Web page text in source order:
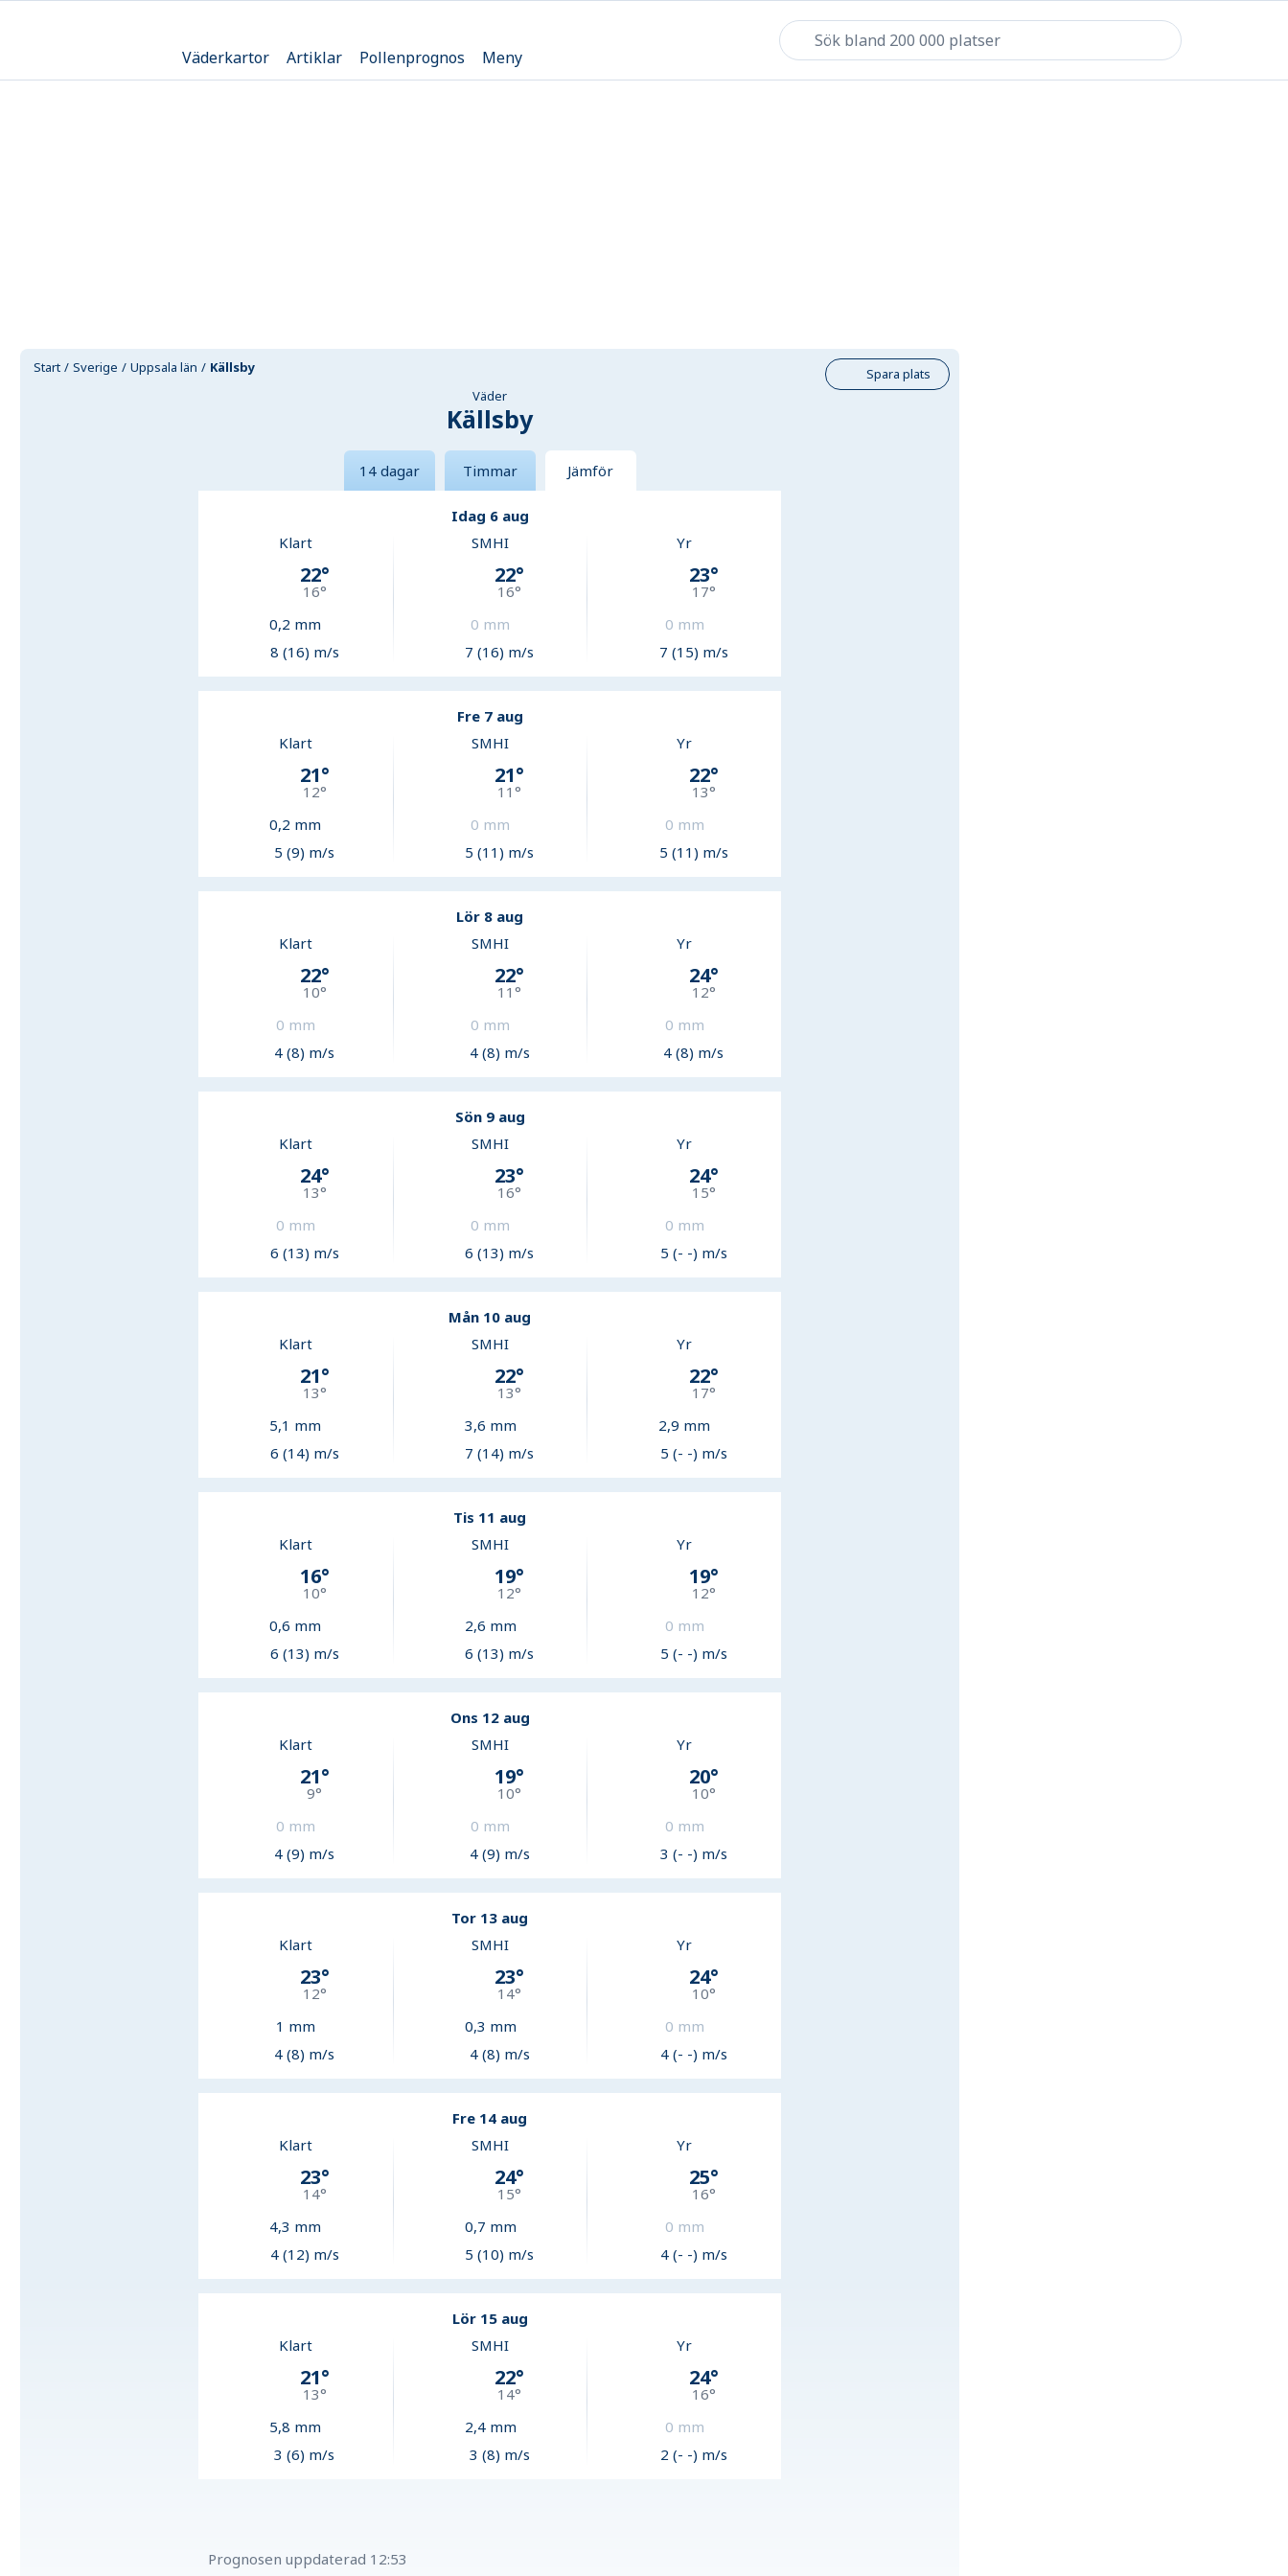
Väderkartor Artiklar Pollenprognos Meny
Start Sverige Uppsala län Källsby
Spara plats
Väder
Källsby
14 dagar Timmar Jämför
Idag 6 aug
Klart
22°
16°
0,2 mm
8 (16) m/s
SMHI
22°
16°
0 mm
7 (16) m/s
Yr
23°
17°
0 mm
7 (15) m/s
Fre 7 aug
Klart
21°
12°
0,2 mm
5 (9) m/s
SMHI
21°
11 °
0 mm
5 (11) m/s
Yr
22°
13°
0 mm
5 (11) m/s
Lör 8 aug
Klart
22°
10°
0 mm
4 (8) m/s
SMHI
22°
11 °
0 mm
4 (8) m/s
Yr
24°
12°
0 mm
4 (8) m/s
Sön 9 aug
Klart
24°
13°
0 mm
6 (13) m/s
SMHI
23°
16°
0 mm
6 (13) m/s
Yr
24°
15°
0 mm
5 (- -) m/s
Mån 10 aug
Klart
21°
13°
5,1 mm
6 (14) m/s
SMHI
22°
13°
3,6 mm
7 (14) m/s
Yr
22°
17°
2,9 mm
5 (- -) m/s
Tis 11 aug
Klart
16°
10°
0,6 mm
6 (13) m/s
SMHI
19°
12°
2,6 mm
6 (13) m/s
Yr
19°
12°
0 mm
5 (- -) m/s
Ons 12 aug
Klart
21°
9°
0 mm
4 (9) m/s
SMHI
19°
10°
0 mm
4 (9) m/s
Yr
20°
10°
0 mm
3 (- -) m/s
Tor 13 aug
Klart
23°
12°
1 mm
4 (8) m/s
SMHI
23°
14°
0,3 mm
4 (8) m/s
Yr
24°
10°
0 mm
4 (- -) m/s
Fre 14 aug
Klart
23°
14°
4,3 mm
4 (12) m/s
SMHI
24°
15°
0,7 mm
5 (10) m/s
Yr
25°
16°
0 mm
4 (- -) m/s
Lör 15 aug
Klart
21°
13°
5,8 mm
3 (6) m/s
SMHI
22°
14°
2,4mm
3 (8) m/s
Yr
24°
16°
0 mm
2 (- -) m/s
Prognosen uppdaterad 12:53